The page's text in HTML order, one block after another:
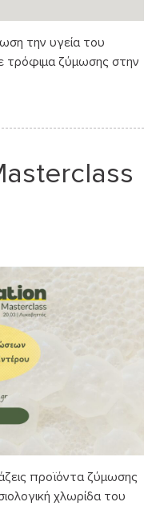
την υγεία του
τρόφιμα ζύμωσης στην
προϊόντα ζύμωσης
χλωρίδα του